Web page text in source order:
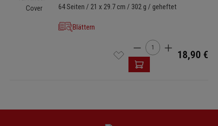
64 Seiten / 21 x 29.7 cm / 302 g / geheftet
Blättern
Produkt Anzahl: Gib
18,90 €